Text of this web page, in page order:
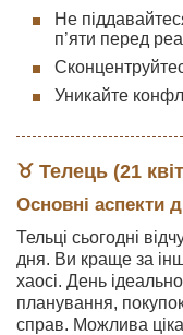
Не
п’яти перед
Уникайте
♉ Телець (21
Основні аспекти
Тельці сьогодні
дня. Ви краще за
хаосі. День
планування,
справ. Можлива